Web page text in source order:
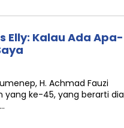
Elly: Kalau Ada Apa-
H. Achmad Fauzi
yang ke-45, yang berarti dia